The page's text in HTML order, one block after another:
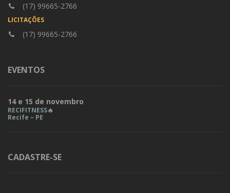
(17) 99665-2766
LICITAÇÕES
(17) 99665-2766
EVENTOS
14 e 15 de novembro
RECIFITNESS🔥
Recife – PE
CADASTRE-SE